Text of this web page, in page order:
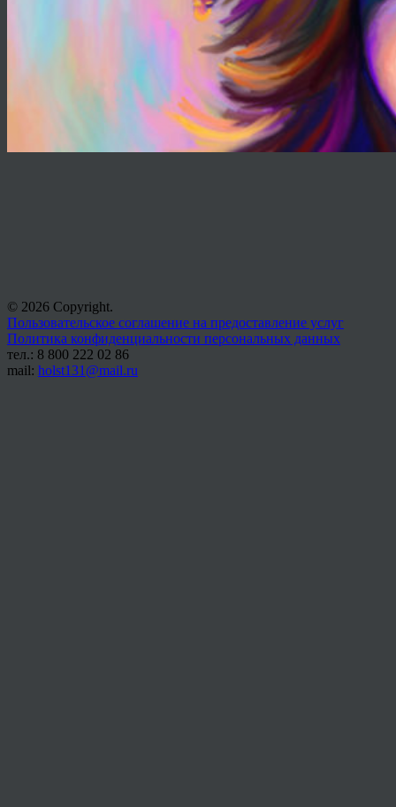
© 2026 Copyright.
Пользовательское соглашение на предоставление услуг
Политика конфиденциальности персональных данных
тел.: 8 800 222 02 86
mail: holst131@mail.ru